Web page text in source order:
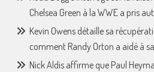
Chelsea Green à la WWE a pris
Kevin Owens détaille sa
comment Randy Orton a aidé à
Nick Aldis affirme que Paul